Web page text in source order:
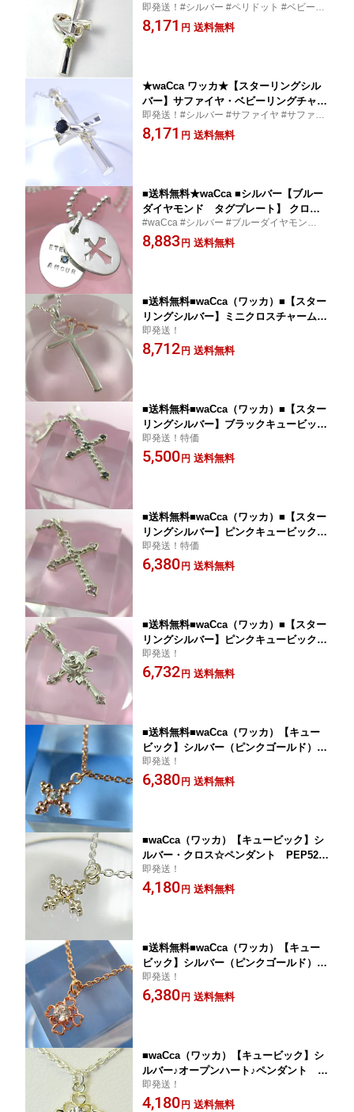
ム・クロスペンダント 十字架 SILVER
誕生石 8月 おしゃれ 刻印 レディース 出
即発送！#シルバー #ペリドット #ベビーリ
ング #クロス #十字架 #ペンダント #誕生石
#8月 #おしゃれ #刻印 #かわいい #出産祝い
8,171 円 送料無料
★waCca ワッカ★【スターリングシル
バー】サファイヤ・ベビーリングチャー
ム・クロスペンダント 十字架 SILVER
誕生石 9月 おしゃれ 刻印 レディース サ
即発送！#シルバー #サファイヤ #サファイ
ア #ベビーリング #クロス #十字架 #ペンダ
ント #誕生石 #9月 #おしゃれ #刻印 #かわ
8,171 円 送料無料
■送料無料★waCca ■シルバー【ブルー
ダイヤモンド タグプレート】 クロス
ペンダント SV 誕生石 4月 アクセサリー
ジュエリー PCWP3-BDM 【楽ギフ_包
#waCca #シルバー #ブルーダイヤモンド #
タグプレート #クロスペンダント #SV #誕
生石 #4月 #アクセサリー #ジュエリー #プ
8,883 円 送料無料
■送料無料■waCca（ワッカ）■【スター
リングシルバー】ミニクロスチャーム・
クロスペンダント PEP12【楽ギフ_包
装選択】プラタ
即発送！
8,712 円 送料無料
■送料無料■waCca（ワッカ）■【スター
リングシルバー】ブラックキュービック
◆クロス◇ペンダント PEP32BCZ
【楽ギフ_包装選択】 プラタ
即発送！特価
5,500 円 送料無料
■送料無料■waCca（ワッカ）■【スター
リングシルバー】ピンクキュービック◆
クロス◇ペンダント PEP32PCZ 【楽
ギフ_包装選択】 プラタ
即発送！特価
6,380 円 送料無料
■送料無料■waCca（ワッカ）■【スター
リングシルバー】ピンクキュービック・
ゴシック◇◆ペンダント PEP34 【楽
ギフ_包装選択】 プラタ
即発送！
6,732 円 送料無料
■送料無料■waCca（ワッカ）【キュー
ビック】シルバー（ピンクゴールド）・
クロス・ペンダント PEP52-PC 【楽ギ
フ_包装選択】 プラタ
即発送！
6,380 円 送料無料
■waCca（ワッカ）【キュービック】シ
ルバー・クロス☆ペンダント PEP52-S
V 【楽ギフ_包装選択】 プラタ
即発送！
4,180 円 送料無料
■送料無料■waCca（ワッカ）【キュー
ビック】シルバー（ピンクゴールド）♪
オープンハート♪ペンダント PEP54-P
C 【楽ギフ_包装選択】 プラタ
即発送！
6,380 円 送料無料
■waCca（ワッカ）【キュービック】シ
ルバー♪オープンハート♪ペンダント P
EP54-SV 【楽ギフ_包装選択】 プラタ
即発送！
4,180 円 送料無料